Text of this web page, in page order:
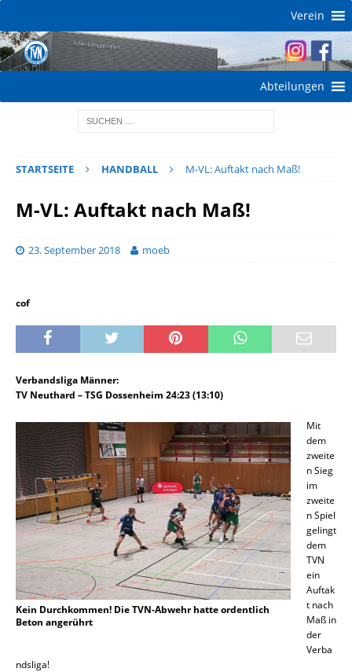
Verein
Abteilungen
STARTSEITE HANDBALL M-VL: Auftakt nach Maß!
M-VL: Auftakt nach Maß!
23. September 2018 moeb
cof
Verbandsliga Männer:
TV Neuthard – TSG Dossenheim 24:23 (13:10)
Kein Durchkommen! Die TVN-Abwehr hatte ordentlich
Beton angerührt
Mit
dem
zweite
n Sieg
im
zweite
n Spiel
gelingt
dem
TVN
ein
Auftak
t nach
Maß in
der
Verba
ndsliga!